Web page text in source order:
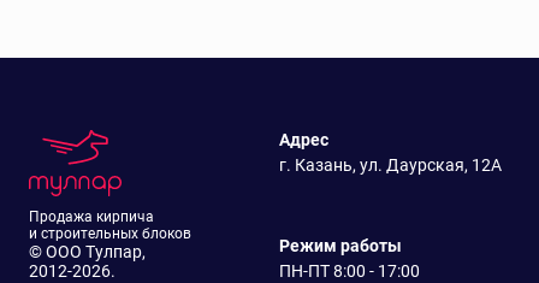
Продажа кирпича
и строительных блоков
© ООО Тулпар,
2012-2026.
Адрес
г. Казань, ул. Даурская, 12А
Режим работы
ПН-ПТ 8:00 - 17:00